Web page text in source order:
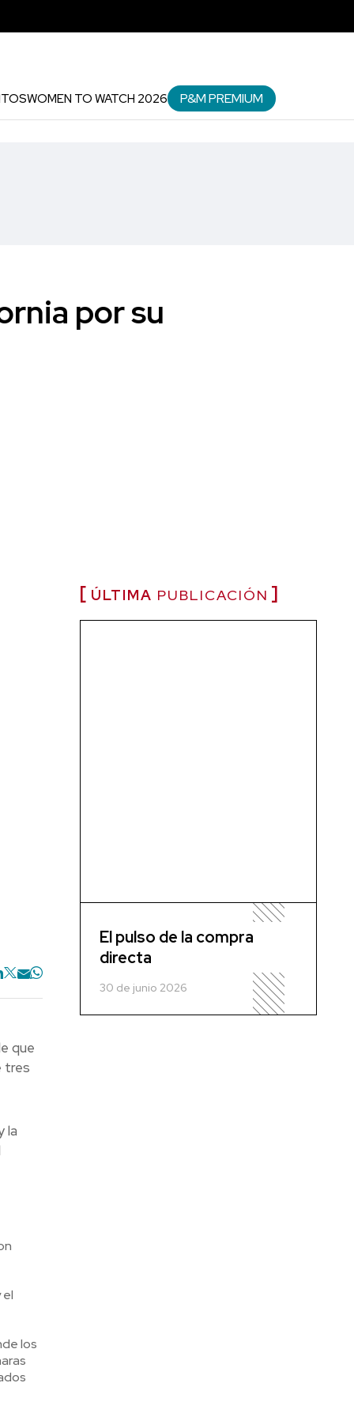
WOMEN TO WATCH 2026 P&M PREMIUM
por su
que
tres
la
los
ÚLTIMA PUBLICACIÓN
El pulso de la compra
directa
30 de junio 2026